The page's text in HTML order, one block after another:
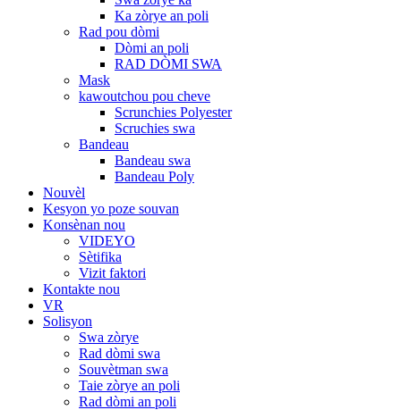
Ka zòrye an poli
Rad pou dòmi
Dòmi an poli
RAD DÒMI SWA
Mask
kawoutchou pou cheve
Scrunchies Polyester
Scruchies swa
Bandeau
Bandeau swa
Bandeau Poly
Nouvèl
Kesyon yo poze souvan
Konsènan nou
VIDEYO
Sètifika
Vizit faktori
Kontakte nou
VR
Solisyon
Swa zòrye
Rad dòmi swa
Souvètman swa
Taie zòrye an poli
Rad dòmi an poli